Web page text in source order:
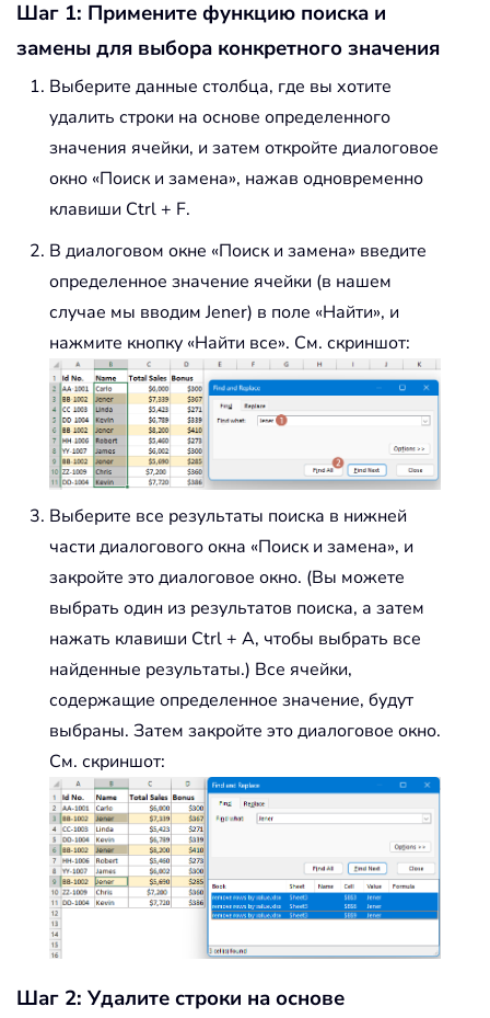
Шаг 1: Примените функцию поиска и
замены для выбора конкретного значения
Выберите данные столбца, где вы хотите
удалить строки на основе определенного
значения ячейки, и затем откройте диалоговое
окно «Поиск и замена», нажав одновременно
клавиши Ctrl + F.
В диалоговом окне «Поиск и замена» введите
определенное значение ячейки (в нашем
случае мы вводим Jener) в поле «Найти», и
нажмите кнопку «Найти все». См. скриншот:
Выберите все результаты поиска в нижней
части диалогового окна «Поиск и замена», и
закройте это диалоговое окно. (Вы можете
выбрать один из результатов поиска, а затем
нажать клавиши Ctrl + A, чтобы выбрать все
найденные результаты.) Все ячейки,
содержащие определенное значение, будут
выбраны. Затем закройте это диалоговое окно.
См. скриншот:
Шаг 2: Удалите строки на основе